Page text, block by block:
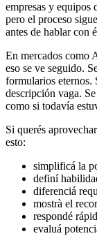
empresas y equipos
pero el proceso
antes de hablar con
En mercados como
eso se ve seguido.
formularios eternos.
descripción vaga.
como si todavía
Si querés
esto:
simplificá la
definí
diferenciá
mostrà el
respondé
evaluá